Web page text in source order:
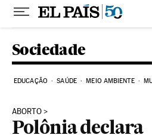
Sociedade
EDUCAÇÃO SAÚDE MEIO AMBIENTE
ABORTO
Polônia declara